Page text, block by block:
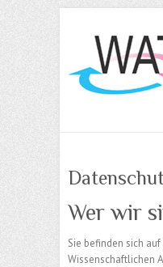
Wer wir
Sie befinden sich
Wissenschaftlichen